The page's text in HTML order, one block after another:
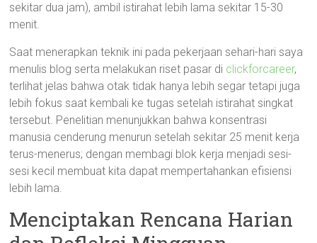
sekitar dua jam), ambil istirahat lebih lama sekitar 15-30
menit.
Saat menerapkan teknik ini pada pekerjaan sehari-hari saya
menulis blog serta melakukan riset pasar di clickforcareer,
terlihat jelas bahwa otak tidak hanya lebih segar tetapi juga
lebih fokus saat kembali ke tugas setelah istirahat singkat
tersebut. Penelitian menunjukkan bahwa konsentrasi
manusia cenderung menurun setelah sekitar 25 menit kerja
terus-menerus; dengan membagi blok kerja menjadi sesi-
sesi kecil membuat kita dapat mempertahankan efisiensi
lebih lama.
Menciptakan Rencana Harian